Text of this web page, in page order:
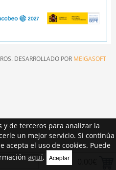
DESARROLLADO POR MEIGASOFT
y de terceros para analizar la
un mejor servicio. Si continúa
acepta el uso de cookies. Puede
aquí. Aceptar